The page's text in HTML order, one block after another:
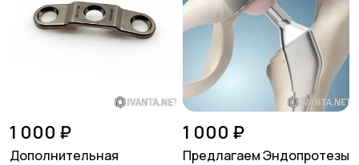
1 000 ₽
Дополнительная
1 000 ₽
Предлагаем Эндопротезы